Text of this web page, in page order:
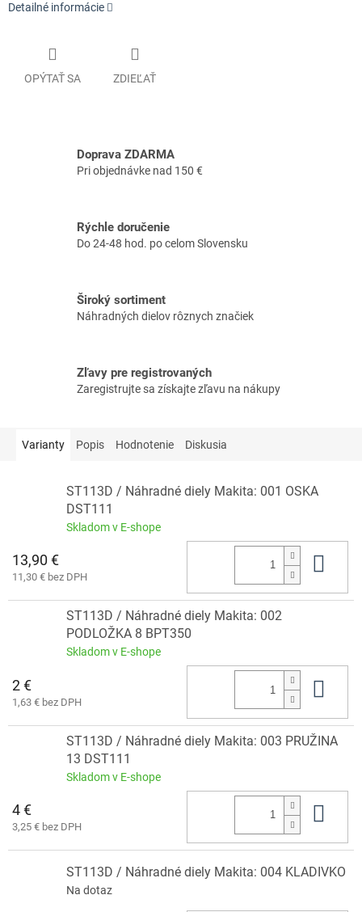
Detailné informácie
OPÝTAŤ SA ZDIEĽAŤ
Doprava ZDARMA
Pri objednávke nad 150 €
Rýchle doručenie
Do 24-48 hod. po celom Slovensku
Široký sortiment
Náhradných dielov rôznych značiek
Zľavy pre registrovaných
Zaregistrujte sa získajte zľavu na nákupy
Varianty Popis Hodnotenie Diskusia
ST113D / Náhradné diely Makita: 001 OSKA
DST111
Skladom v E-shope
13,90 €
11,30 € bez DPH
ST113D / Náhradné diely Makita: 002
PODLOŽKA 8 BPT350
Skladom v E-shope
2 €
1,63 € bez DPH
ST113D / Náhradné diely Makita: 003 PRUŽINA
13 DST111
Skladom v E-shope
4 €
3,25 € bez DPH
ST113D / Náhradné diely Makita: 004 KLADIVKO
Na dotaz